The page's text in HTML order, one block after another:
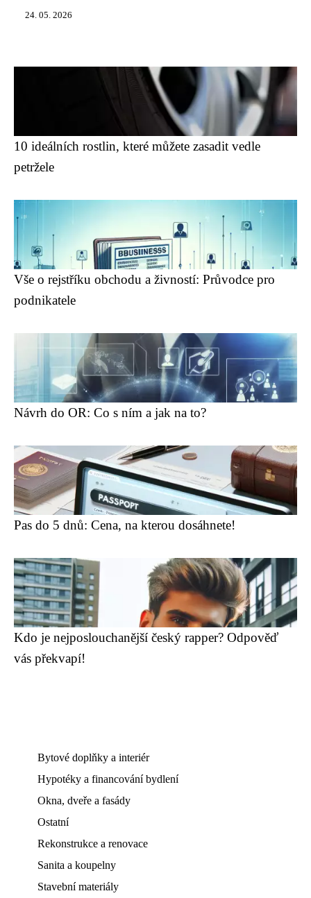
24. 05. 2026
10 ideálních rostlin, které můžete zasadit vedle
petržele
Vše o rejstříku obchodu a živností: Průvodce pro
podnikatele
Návrh do OR: Co s ním a jak na to?
Pas do 5 dnů: Cena, na kterou dosáhnete!
Kdo je nejposlouchanější český rapper? Odpověď
vás překvapí!
Bytové doplňky a interiér
Hypotéky a financování bydlení
Okna, dveře a fasády
Ostatní
Rekonstrukce a renovace
Sanita a koupelny
Stavební materiály